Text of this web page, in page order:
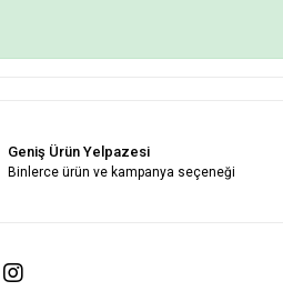
Geniş Ürün Yelpazesi
Binlerce ürün ve kampanya seçeneği